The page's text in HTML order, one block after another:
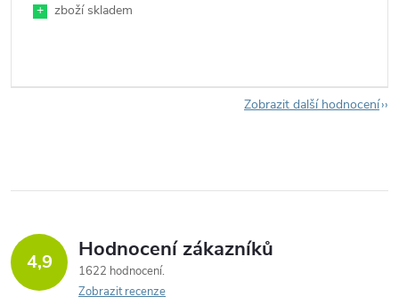
+
zboží skladem
Zobrazit další hodnocení
4,9 Hodnocení zákazníků
1622 hodnocení
Zobrazit recenze